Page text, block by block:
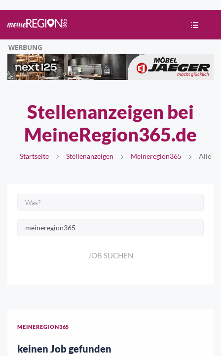
Stellenanzeigen bei
MeineRegion365.de
Startseite Stellenanzeigen Meineregion365 Alle
JOB SUCHEN
MEINEREGION365
keinen Job gefunden